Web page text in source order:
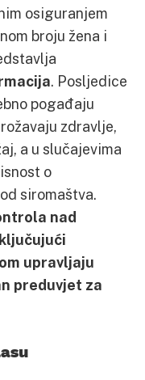
osiguranjem
broju žena i
. Posljedice
pogađaju
zdravlje,
a u slučajevima
o
siromaštva.
nad
upravljaju
preduvjet za